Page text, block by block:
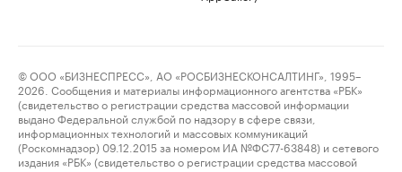
© ООО «БИЗНЕСПРЕСС», АО «РОСБИЗНЕСКОНСАЛТИНГ», 1995–
2026. Сообщения и материалы информационного агентства «РБК»
(свидетельство о регистрации средства массовой информации
выдано Федеральной службой по надзору в сфере связи,
информационных технологий и массовых коммуникаций
(Роскомнадзор) 09.12.2015 за номером ИА №ФС77-63848) и сетевого
издания «РБК» (свидетельство о регистрации средства массовой